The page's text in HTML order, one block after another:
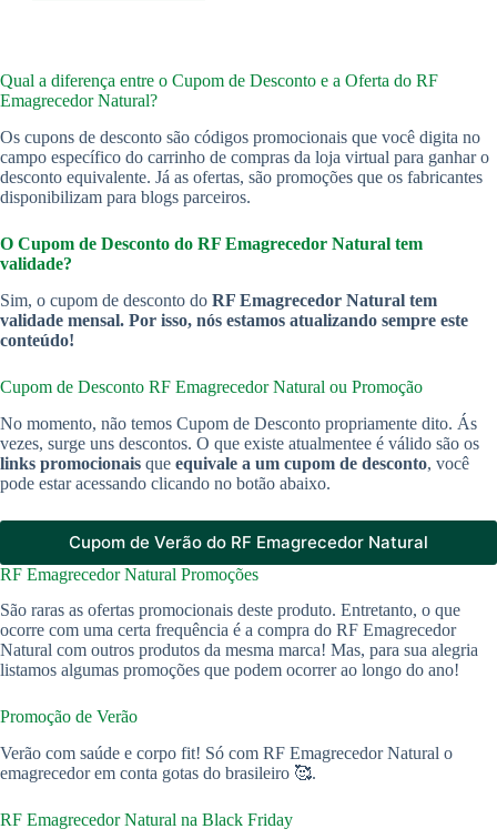
Qual a diferença entre o Cupom de Desconto e a Oferta do RF
Emagrecedor Natural?
Os cupons de desconto são códigos promocionais que você digita no
campo específico do carrinho de compras da loja virtual para ganhar o
desconto equivalente. Já as ofertas, são promoções que os fabricantes
disponibilizam para blogs parceiros.
O Cupom de Desconto do RF Emagrecedor Natural tem
validade?
Sim, o cupom de desconto do RF Emagrecedor Natural tem
validade mensal. Por isso, nós estamos atualizando sempre este
conteúdo!
Cupom de Desconto RF Emagrecedor Natural ou Promoção
No momento, não temos Cupom de Desconto propriamente dito. Ás
vezes, surge uns descontos. O que existe atualmentee é válido são os
links promocionais que equivale a um cupom de desconto, você
pode estar acessando clicando no botão abaixo.
Cupom de Verão do RF Emagrecedor Natural
RF Emagrecedor Natural Promoções
São raras as ofertas promocionais deste produto. Entretanto, o que
ocorre com uma certa frequência é a compra do RF Emagrecedor
Natural com outros produtos da mesma marca! Mas, para sua alegria
listamos algumas promoções que podem ocorrer ao longo do ano!
Promoção de Verão
Verão com saúde e corpo fit! Só com RF Emagrecedor Natural o
emagrecedor em conta gotas do brasileiro 🥰.
RF Emagrecedor Natural na Black Friday